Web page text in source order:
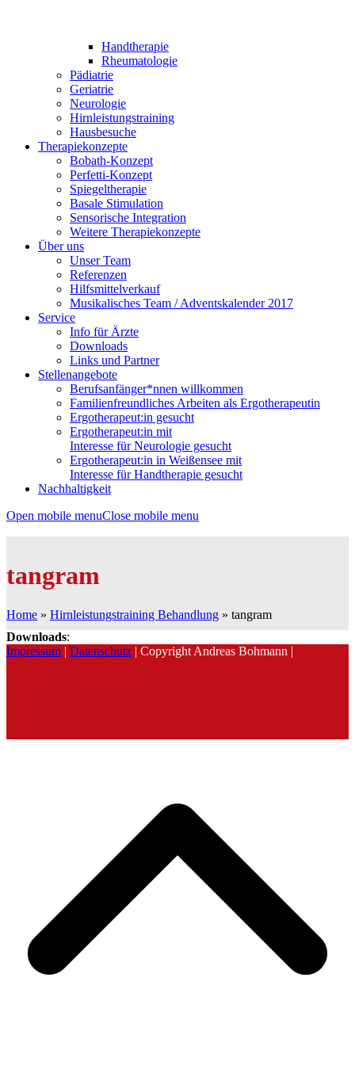
Handtherapie
Rheumatologie
Pädiatrie
Geriatrie
Neurologie
Hirnleistungstraining
Hausbesuche
Therapiekonzepte
Bobath-Konzept
Perfetti-Konzept
Spiegeltherapie
Basale Stimulation
Sensorische Integration
Weitere Therapiekonzepte
Über uns
Unser Team
Referenzen
Hilfsmittelverkauf
Musikalisches Team / Adventskalender 2017
Service
Info für Ärzte
Downloads
Links und Partner
Stellenangebote
Berufsanfänger*nnen willkommen
Familienfreundliches Arbeiten als Ergotherapeutin
Ergotherapeut:in gesucht
Ergotherapeut:in mit
Interesse für Neurologie gesucht
Ergotherapeut:in in Weißensee mit
Interesse für Handtherapie gesucht
Nachhaltigkeit
Open mobile menuClose mobile menu
tangram
Home » Hirnleistungstraining Behandlung » tangram
Downloads:
Impressum | Datenschutz | Copyright Andreas Bohmann |